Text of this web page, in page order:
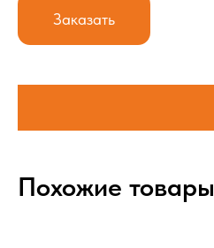
Заказать
Похожие товары